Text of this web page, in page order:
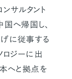
サルタント
へ帰国し、
に従事する
ロジーに出
へと拠点を